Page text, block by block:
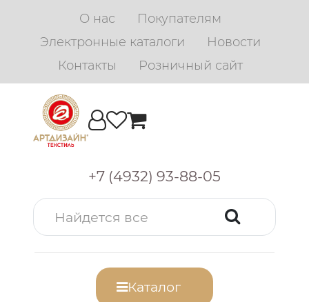
О нас
Покупателям
Электронные каталоги
Новости
Контакты
Розничный сайт
+7 (4932) 93-88-05
Каталог